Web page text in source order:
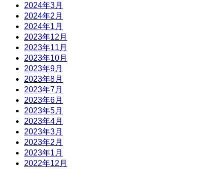
2024年3月
2024年2月
2024年1月
2023年12月
2023年11月
2023年10月
2023年9月
2023年8月
2023年7月
2023年6月
2023年5月
2023年4月
2023年3月
2023年2月
2023年1月
2022年12月